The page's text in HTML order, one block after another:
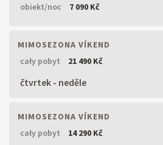
obiekt/noc
7 090 Kč
MIMOSEZONA VÍKEND
cały pobyt
21 490 Kč
čtvrtek - neděle
MIMOSEZONA VÍKEND
cały pobyt
14 290 Kč